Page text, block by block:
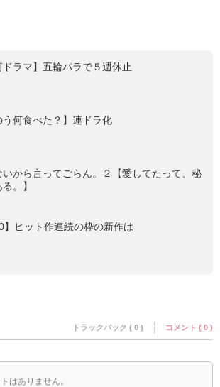
ドラマ】五輪パラで５週休止
う何食べた？】連ドラ化
いから言ってごらん。２【愛してたって、秘
。】
】ヒット作連続の枠の新作は
トラックバック ( 0 ) コメント ( 0 )
はありません。